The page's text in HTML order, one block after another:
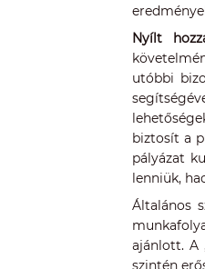
Nyílt
utóbbi
biztosít a
pályázat
lenniük,
Általános
ajánlott. A
szintén